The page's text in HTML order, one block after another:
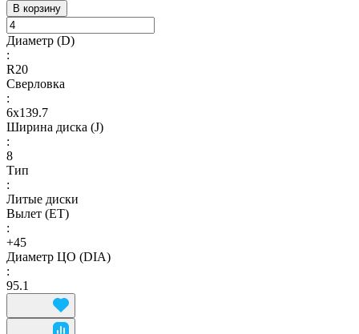
В корзину
Диаметр (D)
:
R20
Сверловка
:
6х139.7
Ширина диска (J)
:
8
Тип
:
Литые диски
Вылет (ET)
:
+45
Диаметр ЦО (DIA)
:
95.1